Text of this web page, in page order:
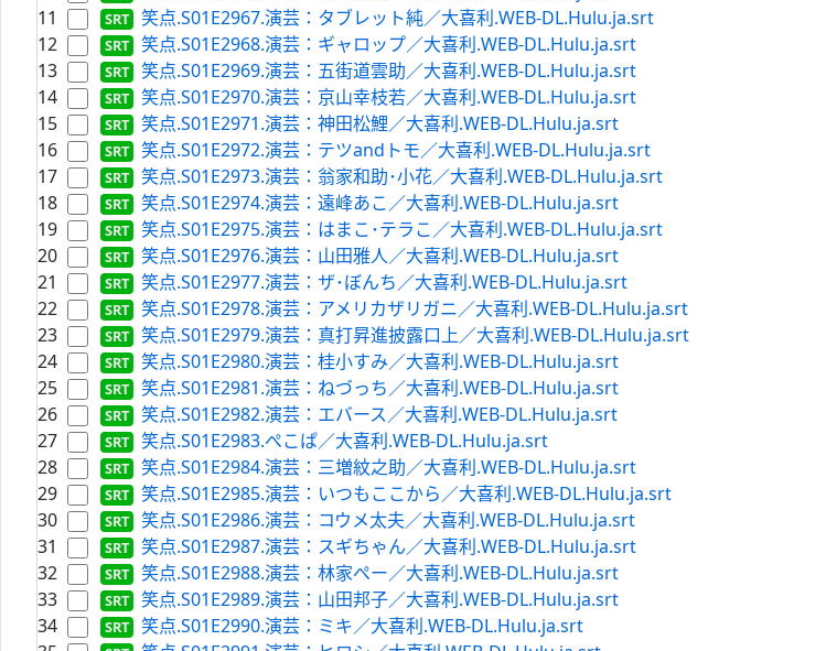
11
笑点.S01E2967.演芸：タブレット純／大喜利.WEB-DL.Hulu.ja.srt
12
笑点.S01E2968.演芸：ギャロップ／大喜利.WEB-DL.Hulu.ja.srt
13
笑点.S01E2969.演芸：五街道雲助／大喜利.WEB-DL.Hulu.ja.srt
14
笑点.S01E2970.演芸：京山幸枝若／大喜利.WEB-DL.Hulu.ja.srt
15
笑点.S01E2971.演芸：神田松鯉／大喜利.WEB-DL.Hulu.ja.srt
16
笑点.S01E2972.演芸：テツandトモ／大喜利.WEB-DL.Hulu.ja.srt
17
笑点.S01E2973.演芸：翁家和助･小花／大喜利.WEB-DL.Hulu.ja.srt
18
笑点.S01E2974.演芸：遠峰あこ／大喜利.WEB-DL.Hulu.ja.srt
19
笑点.S01E2975.演芸：はまこ･テラこ／大喜利.WEB-DL.Hulu.ja.srt
20
笑点.S01E2976.演芸：山田雅人／大喜利.WEB-DL.Hulu.ja.srt
21
笑点.S01E2977.演芸：ザ･ぼんち／大喜利.WEB-DL.Hulu.ja.srt
22
笑点.S01E2978.演芸：アメリカザリガニ／大喜利.WEB-DL.Hulu.ja.srt
23
笑点.S01E2979.演芸：真打昇進披露口上／大喜利.WEB-DL.Hulu.ja.srt
24
笑点.S01E2980.演芸：桂小すみ／大喜利.WEB-DL.Hulu.ja.srt
25
笑点.S01E2981.演芸：ねづっち／大喜利.WEB-DL.Hulu.ja.srt
26
笑点.S01E2982.演芸：エバース／大喜利.WEB-DL.Hulu.ja.srt
27
笑点.S01E2983.ぺこぱ／大喜利.WEB-DL.Hulu.ja.srt
28
笑点.S01E2984.演芸：三増紋之助／大喜利.WEB-DL.Hulu.ja.srt
29
笑点.S01E2985.演芸：いつもここから／大喜利.WEB-DL.Hulu.ja.srt
30
笑点.S01E2986.演芸：コウメ太夫／大喜利.WEB-DL.Hulu.ja.srt
31
笑点.S01E2987.演芸：スギちゃん／大喜利.WEB-DL.Hulu.ja.srt
32
笑点.S01E2988.演芸：林家ぺー／大喜利.WEB-DL.Hulu.ja.srt
33
笑点.S01E2989.演芸：山田邦子／大喜利.WEB-DL.Hulu.ja.srt
34
笑点.S01E2990.演芸：ミキ／大喜利.WEB-DL.Hulu.ja.srt